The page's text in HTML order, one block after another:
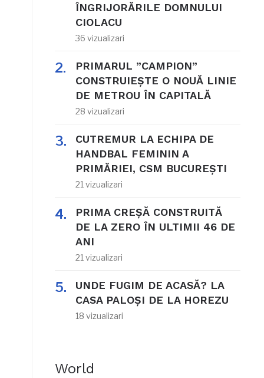
ÎNGRIJORĂRILE DOMNULUI
CIOLACU
36 vizualizari
PRIMARUL ”CAMPION”
CONSTRUIEȘTE O NOUĂ LINIE
DE METROU ÎN CAPITALĂ
28 vizualizari
CUTREMUR LA ECHIPA DE
HANDBAL FEMININ A
PRIMĂRIEI, CSM BUCUREȘTI
21 vizualizari
PRIMA CREȘĂ CONSTRUITĂ
DE LA ZERO ÎN ULTIMII 46 DE
ANI
21 vizualizari
UNDE FUGIM DE ACASĂ? LA
CASA PALOȘI DE LA HOREZU
18 vizualizari
World